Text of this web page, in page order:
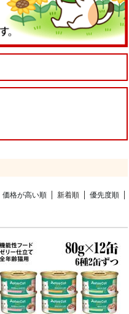
価格が高い順 新着順 優先度順